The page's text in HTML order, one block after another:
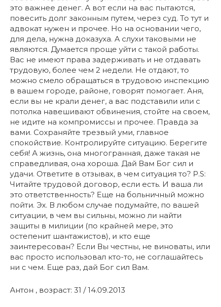
это важнее денег. А вот если на вас пытаются,
повесить долг законным путем, через суд. То тут и
адвокат нужен и прочее. Но на основании чего,
для дела, нужна доказуха. А слухи таковыми не
являются. Думается проще уйти с такой работы.
Вас не имеют права задерживать и не отдавать
трудовую, более чем 2 недели. Не отдают, то
можно смело обращаться в трудовою инспекцию
в вашем городе, районе, говорят помогает. Аня,
если вы не крали денег, а вас подставили или с
потолка навешивают обвинения, стойте на своем,
не идите на компромиссы и прочее. Правда за
вами. Сохраняйте трезвый уми, главное
спокойствие. Контролируйте ситуацию. Берегите
себя! А жизнь, она многогранная, даже такая не
справедливая, она хороша. Дай Вам Бог сил и
удачи. Ответите в отзывах, в чем ситуация то? P.S:
Читайте трудовой договор, если есть. И ваша ли
это ответственность? Еще на больничный можно
пойти. Эх. В любом случае подумайте, по вашей
ситуации, в чем вы сильны, можно ли найти
защиты в милиции (по крайней мере, это
остепенит шантажистов), и кто еще
заинтересован? Если Вы честны, не виноваты, или
вас просто использовал кто-то, не соглашайтесь
ни с чем. Еще раз, дай Бог сил Вам.
Антон , возраст: 31 / 14.09.2013